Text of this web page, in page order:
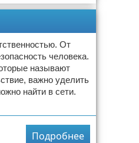
От
человека.
называют
важно уделить
найти в сети.
Подробнее